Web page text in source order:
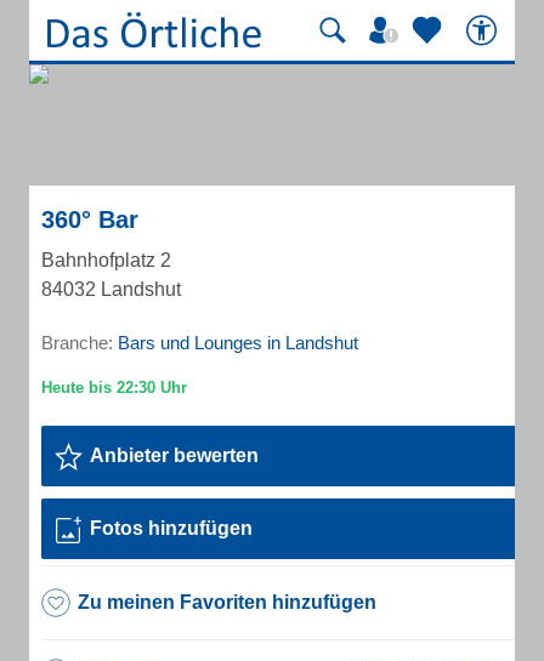
360° Bar
Bahnhofplatz 2
84032 Landshut
Branche: Bars und Lounges in Landshut
Anbieter bewerten
Fotos hinzufügen
Zu meinen Favoriten hinzufügen